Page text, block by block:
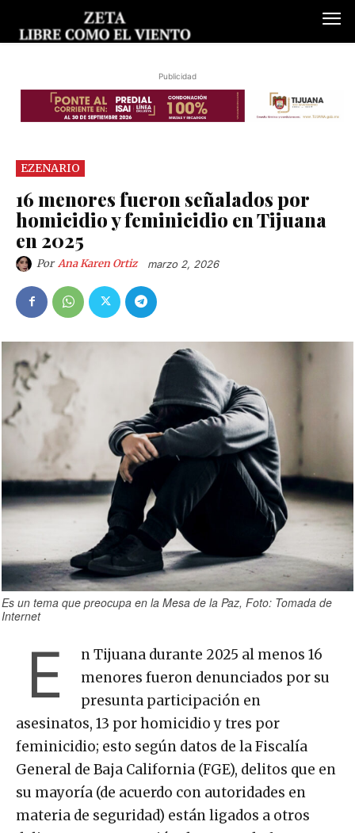
Publicidad
EZENARIO
16 menores fueron señalados por
homicidio y feminicidio en Tijuana
en 2025
Por Ana Karen Ortiz marzo 2, 2026
Es un tema que preocupa en la Mesa de la Paz, Foto: Tomada de
Internet
E
n Tijuana durante 2025 al menos 16
menores fueron denunciados por su
presunta participación en
asesinatos, 13 por homicidio y tres por
feminicidio; esto según datos de la Fiscalía
General de Baja California (FGE), delitos que en
su mayoría (de acuerdo con autoridades en
materia de seguridad) están ligados a otros